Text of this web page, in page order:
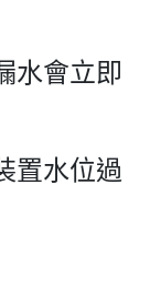
水會立即
置水位過